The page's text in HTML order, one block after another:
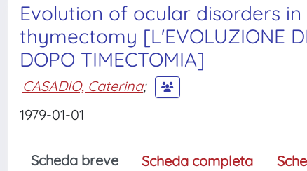
Evolution of ocular disorders
thymectomy [L'EVOLUZIONE
DOPO TIMECTOMIA]
CASADIO, Caterina;
1979-01-01
Scheda breve Scheda completa